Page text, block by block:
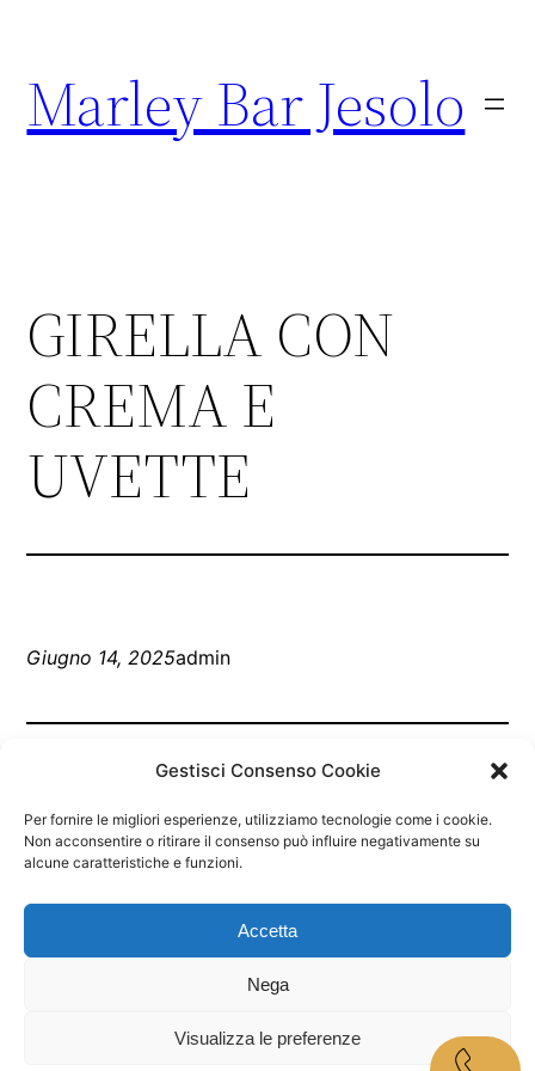
Gestisci Consenso Cookie
Per fornire le migliori esperienze, utilizziamo tecnologie come i cookie.
Non acconsentire o ritirare il consenso può influire negativamente su
alcune caratteristiche e funzioni.
Accetta
Nega
Visualizza le preferenze
Marley Bar Jesolo
GIRELLA CON
CREMA E
UVETTE
Giugno 14, 2025admin
WordPress